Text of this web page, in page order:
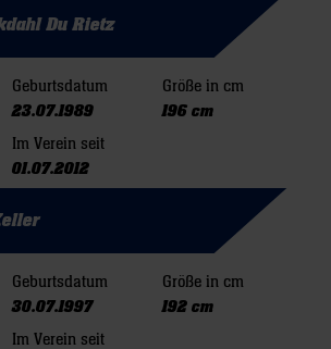
Du Rietz
Geburtsdatum
23.07.1989
Größe in cm
196 cm
Im Verein seit
01.07.2012
Geburtsdatum
30.07.1997
Größe in cm
192 cm
Im Verein seit